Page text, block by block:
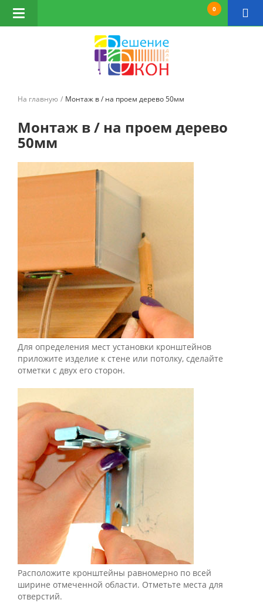
0
Открыть
навигацию
На главную Монтаж в / на проем дерево 50мм
Монтаж в / на проем дерево
50мм
Для определения мест установки кронштейнов
приложите изделие к стене или потолку, сделайте
отметки с двух его сторон.
Расположите кронштейны равномерно по всей
ширине отмеченной области. Отметьте места для
отверстий.